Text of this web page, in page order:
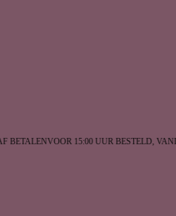
VOOR 15:00 UUR BESTELD,